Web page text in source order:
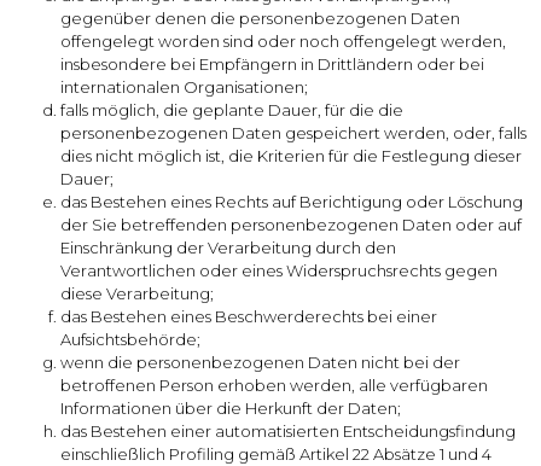
gegenüber denen die personenbezogenen Daten
offengelegt worden sind oder noch offengelegt werden,
insbesondere bei Empfängern in Drittländern oder bei
internationalen Organisationen;
falls möglich, die geplante Dauer, für die die
personenbezogenen Daten gespeichert werden, oder, falls
dies nicht möglich ist, die Kriterien für die Festlegung dieser
Dauer;
das Bestehen eines Rechts auf Berichtigung oder Löschung
der Sie betreffenden personenbezogenen Daten oder auf
Einschränkung der Verarbeitung durch den
Verantwortlichen oder eines Widerspruchsrechts gegen
diese Verarbeitung;
das Bestehen eines Beschwerderechts bei einer
Aufsichtsbehörde;
wenn die personenbezogenen Daten nicht bei der
betroffenen Person erhoben werden, alle verfügbaren
Informationen über die Herkunft der Daten;
das Bestehen einer automatisierten Entscheidungsfindung
einschließlich Profiling gemäß Artikel 22 Absätze 1 und 4